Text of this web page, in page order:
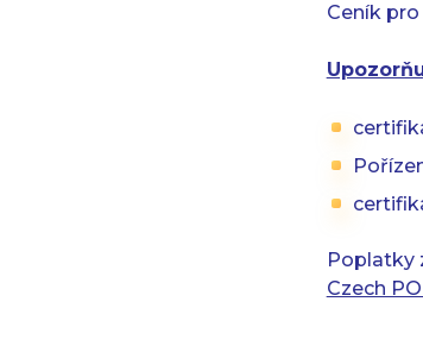
Ceník
Poplatky
Czech